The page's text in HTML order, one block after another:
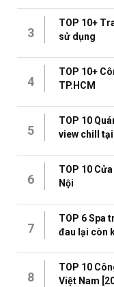
3
TOP 10+
sử dụng
4
TOP 10+
TP.HCM
5
TOP 10
view chill
6
TOP 10
Nội
7
TOP 6 Spa
đau lại còn
8
TOP 10
Việt Nam